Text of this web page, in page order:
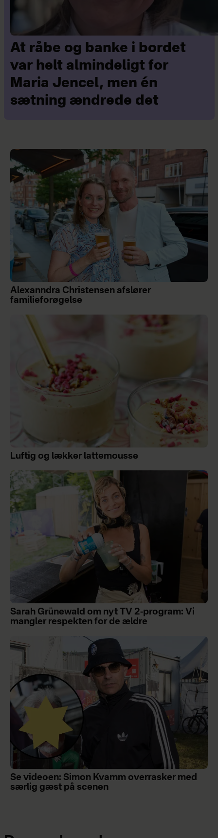
At råbe og banke i bordet
var helt almindeligt for
Maria Jencel, men én
sætning ændrede det
Alexanndra Christensen afslører
familieforøgelse
Luftig og lækker lattemousse
Sarah Grünewald om nyt TV 2-program: Vi
mangler respekten for de ældre
Se videoen: Simon Kvamm overrasker med
særlig gæst på scenen